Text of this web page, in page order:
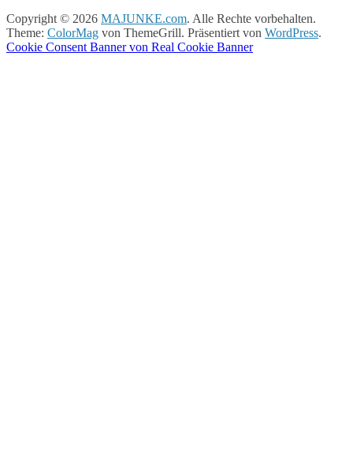
Copyright © 2026 MAJUNKE.com. Alle Rechte vorbehalten.
Theme: ColorMag von ThemeGrill. Präsentiert von WordPress.
Cookie Consent Banner von Real Cookie Banner